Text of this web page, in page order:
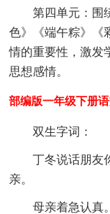
第四单元：围绕
色》《端午粽》《
情的重要性，激发
思想感情。
部编版一年级下册
双生字词：
丁冬说话朋友你
亲。
母亲着急认真。